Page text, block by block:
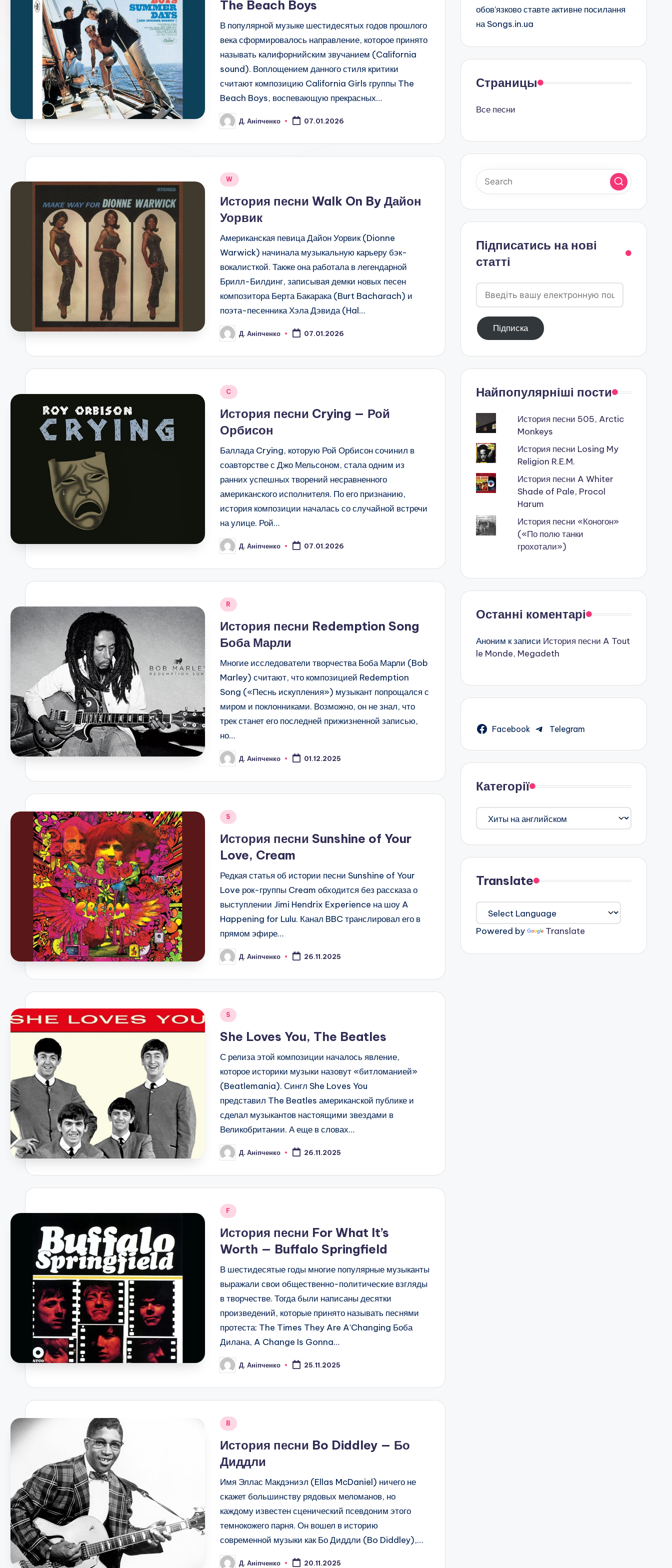
The Beach Boys
В популярной музыке шестидесятых годов прошлого
века сформировалось направление, которое принято
называть калифорнийским звучанием (California
sound). Воплощением данного стиля критики
считают композицию California Girls группы The
Beach Boys, воспевающую прекрасных…
Posted
by
Д. Аніпченко 07.01.2026
Posted
W
История песни Walk On By Дайон
Уорвик
Американская певица Дайон Уорвик (Dionne
Warwick) начинала музыкальную карьеру бэк-
вокалисткой. Также она работала в легендарной
Брилл-Билдинг, записывая демки новых песен
композитора Берта Бакарака (Burt Bacharach) и
поэта-песенника Хэла Дэвида (Hal…
Posted
by
Д. Аніпченко 07.01.2026
Posted
C
История песни Crying — Рой
Орбисон
Баллада Crying, которую Рой Орбисон сочинил в
соавторстве с Джо Мельсоном, стала одним из
ранних успешных творений несравненного
американского исполнителя. По его признанию,
история композиции началась со случайной встречи
на улице. Рой…
Posted
by
Д. Аніпченко 07.01.2026
Posted
R
История песни Redemption Song
Боба Марли
Многие исследователи творчества Боба Марли (Bob
Marley) считают, что композицией Redemption
Song («Песнь искупления») музыкант попрощался с
миром и поклонниками. Возможно, он не знал, что
трек станет его последней прижизненной записью,
но…
Posted
by
Д. Аніпченко 01.12.2025
Posted
S
История песни Sunshine of Your
Love, Cream
Редкая статья об истории песни Sunshine of Your
Love рок-группы Cream обходится без рассказа о
выступлении Jimi Hendrix Experience на шоу A
Happening for Lulu. Канал BBC транслировал его в
прямом эфире…
Posted
by
Д. Аніпченко 26.11.2025
Posted
S
She Loves You, The Beatles
С релиза этой композиции началось явление,
которое историки музыки назовут «битломанией»
(Beatlemania). Сингл She Loves You
представил The Beatles американской публике и
сделал музыкантов настоящими звездами в
Великобритании. А еще в словах…
Posted
by
Д. Аніпченко 26.11.2025
Posted
F
История песни For What It’s
Worth — Buffalo Springfield
В шестидесятые годы многие популярные музыканты
выражали свои общественно-политические взгляды
в творчестве. Тогда были написаны десятки
произведений, которые принято называть песнями
протеста: The Times They Are A’Changing Боба
Дилана, A Change Is Gonna…
Posted
by
Д. Аніпченко 25.11.2025
Posted
B
История песни Bo Diddley — Бо
Диддли
Имя Эллас Макдэниэл (Ellas McDaniel) ничего не
скажет большинству рядовых меломанов, но
каждому известен сценический псевдоним этого
темнокожего парня. Он вошел в историю
современной музыки как Бо Диддли (Bo Diddley),…
PostedД. Аніпченко 20.11.2025
обов’язково ставте активне посилання
на Songs.in.ua
Страницы
Все песни
Підписатись на нові
статті
Введіть
вашу
електронную
поштуПідписка
Найпопулярніші пости
История песни 505, Arctic
Monkeys
История песни Losing My
Religion R.E.M.
История песни A Whiter
Shade of Pale, Procol
Harum
История песни «Коногон»
(«По полю танки
грохотали»)
Останні коментарі
Аноним к записи История песни A Tout
le Monde, Megadeth
Facebook Telegram
Категорії
Категорії
Translate
Powered by Translate